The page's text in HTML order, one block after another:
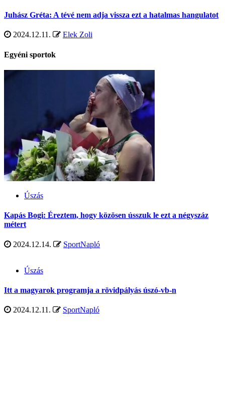
Juhász Gréta: A tévé nem adja vissza ezt a hatalmas hangulatot
2024.12.11. Elek Zoli
Egyéni sportok
Úszás
Kapás Bogi: Éreztem, hogy közösen ússzuk le ezt a négyszáz
métert
2024.12.14. SportNapló
Úszás
Itt a magyarok programja a rövidpályás úszó-vb-n
2024.12.11. SportNapló